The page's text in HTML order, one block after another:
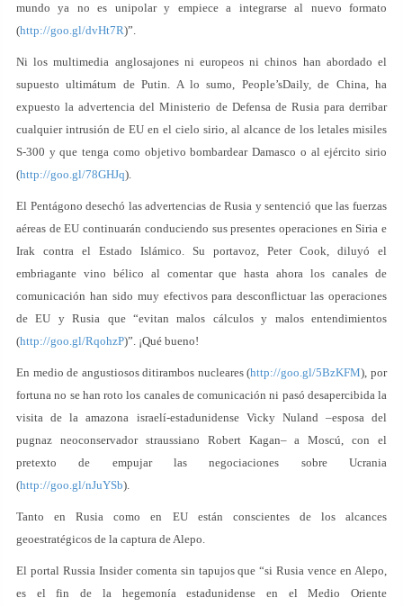
mundo ya no es unipolar y empiece a integrarse al nuevo formato
(http://goo.gl/dvHt7R)”.
Ni los multimedia anglosajones ni europeos ni chinos han abordado el
supuesto ultimátum de Putin. A lo sumo, People’sDaily, de China, ha
expuesto la advertencia del Ministerio de Defensa de Rusia para derribar
cualquier intrusión de EU en el cielo sirio, al alcance de los letales misiles
S-300 y que tenga como objetivo bombardear Damasco o al ejército sirio
(http://goo.gl/78GHJq).
El Pentágono desechó las advertencias de Rusia y sentenció que las fuerzas
aéreas de EU continuarán conduciendo sus presentes operaciones en Siria e
Irak contra el Estado Islámico. Su portavoz, Peter Cook, diluyó el
embriagante vino bélico al comentar que hasta ahora los canales de
comunicación han sido muy efectivos para desconflictuar las operaciones
de EU y Rusia que “evitan malos cálculos y malos entendimientos
(http://goo.gl/RqohzP)”. ¡Qué bueno!
En medio de angustiosos ditirambos nucleares (http://goo.gl/5BzKFM), por
fortuna no se han roto los canales de comunicación ni pasó desapercibida la
visita de la amazona israelí-estadunidense Vicky Nuland –esposa del
pugnaz neoconservador straussiano Robert Kagan– a Moscú, con el
pretexto de empujar las negociaciones sobre Ucrania
(http://goo.gl/nJuYSb).
Tanto en Rusia como en EU están conscientes de los alcances
geoestratégicos de la captura de Alepo.
El portal Russia Insider comenta sin tapujos que “si Rusia vence en Alepo,
es el fin de la hegemonía estadunidense en el Medio Oriente